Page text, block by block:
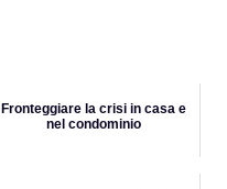
Fronteggiare la crisi in casa e
nel condominio